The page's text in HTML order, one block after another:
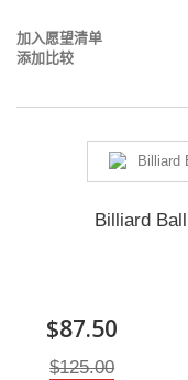
加入愿望清单
添加比较
Billiard
$87.50
$125.00